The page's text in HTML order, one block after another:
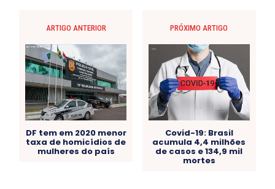
ARTIGO ANTERIOR
DF tem em 2020 menor
taxa de homicídios de
mulheres do país
PRÓXIMO ARTIGO
Covid-19: Brasil
acumula 4,4 milhões
de casos e 134,9 mil
mortes